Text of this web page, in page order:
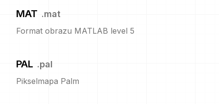
MAT .mat
Format obrazu MATLAB level 5
PAL .pal
Pikselmapa Palm